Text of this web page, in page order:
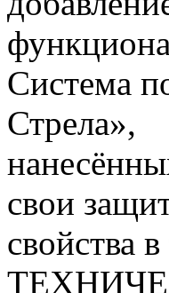
Система
Стрела»,
свои
свойства